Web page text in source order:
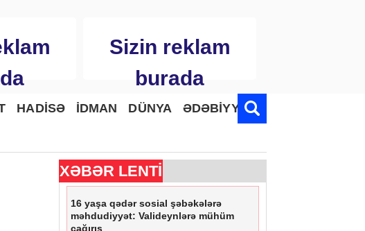
Sizin reklam
burada
HADİSƏ İDMAN DÜNYA ƏDƏBİYYAT
XƏBƏR LENTİ
16 yaşa qədər sosial şəbəkələrə
məhdudiyyət: Valideynlərə mühüm
çağırış